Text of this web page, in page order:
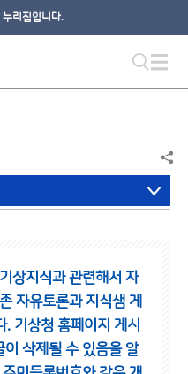
리집입니다.
상지식과 관련해서 자
자유토론과 지식샘 게
. 기상청 홈페이지 게시
삭제될 수 있음을 알